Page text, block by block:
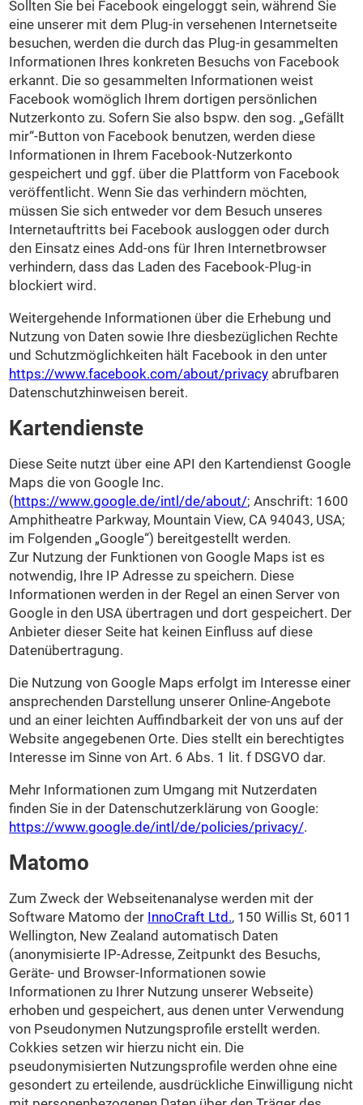
Sollten Sie bei Facebook eingeloggt sein, während Sie
eine unserer mit dem Plug-in versehenen Internetseite
besuchen, werden die durch das Plug-in gesammelten
Informationen Ihres konkreten Besuchs von Facebook
erkannt. Die so gesammelten Informationen weist
Facebook womöglich Ihrem dortigen persönlichen
Nutzerkonto zu. Sofern Sie also bspw. den sog. „Gefällt
mir“-Button von Facebook benutzen, werden diese
Informationen in Ihrem Facebook-Nutzerkonto
gespeichert und ggf. über die Plattform von Facebook
veröffentlicht. Wenn Sie das verhindern möchten,
müssen Sie sich entweder vor dem Besuch unseres
Internetauftritts bei Facebook ausloggen oder durch
den Einsatz eines Add-ons für Ihren Internetbrowser
verhindern, dass das Laden des Facebook-Plug-in
blockiert wird.
Weitergehende Informationen über die Erhebung und
Nutzung von Daten sowie Ihre diesbezüglichen Rechte
und Schutzmöglichkeiten hält Facebook in den unter
https://www.facebook.com/about/privacy abrufbaren
Datenschutzhinweisen bereit.
Kartendienste
Diese Seite nutzt über eine API den Kartendienst Google
Maps die von Google Inc.
(https://www.google.de/intl/de/about/; Anschrift: 1600
Amphitheatre Parkway, Mountain View, CA 94043, USA;
im Folgenden „Google“) bereitgestellt werden.
Zur Nutzung der Funktionen von Google Maps ist es
notwendig, Ihre IP Adresse zu speichern. Diese
Informationen werden in der Regel an einen Server von
Google in den USA übertragen und dort gespeichert. Der
Anbieter dieser Seite hat keinen Einfluss auf diese
Datenübertragung.
Die Nutzung von Google Maps erfolgt im Interesse einer
ansprechenden Darstellung unserer Online-Angebote
und an einer leichten Auffindbarkeit der von uns auf der
Website angegebenen Orte. Dies stellt ein berechtigtes
Interesse im Sinne von Art. 6 Abs. 1 lit. f DSGVO dar.
Mehr Informationen zum Umgang mit Nutzerdaten
finden Sie in der Datenschutzerklärung von Google:
https://www.google.de/intl/de/policies/privacy/.
Matomo
Zum Zweck der Webseitenanalyse werden mit der
Software Matomo der InnoCraft Ltd., 150 Willis St, 6011
Wellington, New Zealand automatisch Daten
(anonymisierte IP-Adresse, Zeitpunkt des Besuchs,
Geräte- und Browser-Informationen sowie
Informationen zu Ihrer Nutzung unserer Webseite)
erhoben und gespeichert, aus denen unter Verwendung
von Pseudonymen Nutzungsprofile erstellt werden.
Cokkies setzen wir hierzu nicht ein. Die
pseudonymisierten Nutzungsprofile werden ohne eine
gesondert zu erteilende, ausdrückliche Einwilligung nicht